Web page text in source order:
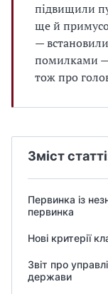
підвищили
ще й
—
помилками —
тож про
Зміст
Первинка із
первинка
Нові критерії
Звіт про
держави